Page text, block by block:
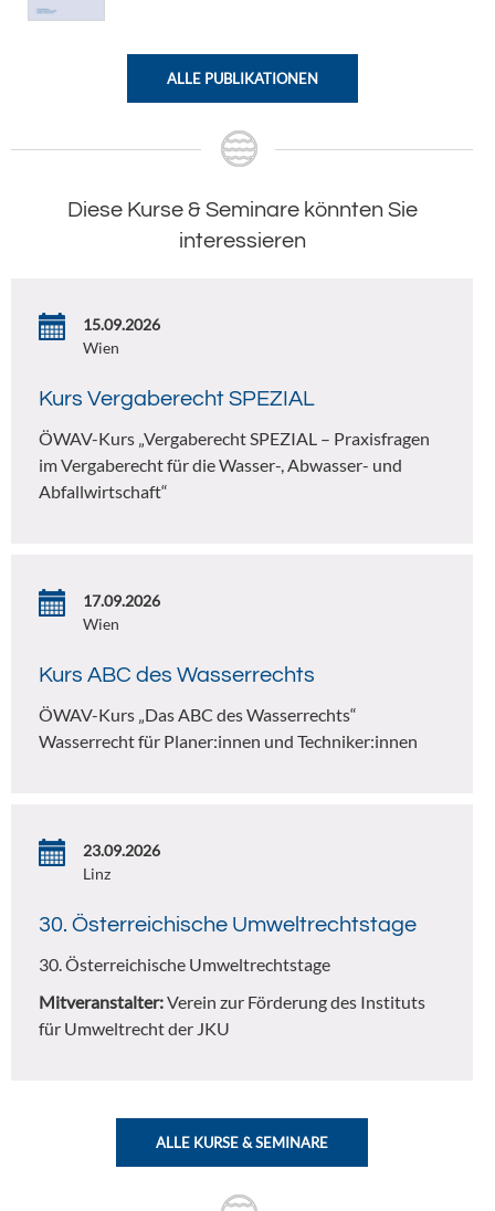
ALLE PUBLIKATIONEN
Diese Kurse & Seminare könnten Sie
interessieren
15.09.2026
Wien
Kurs Vergaberecht SPEZIAL
ÖWAV-Kurs „Vergaberecht SPEZIAL – Praxisfragen
im Vergaberecht für die Wasser-, Abwasser- und
Abfallwirtschaft“
17.09.2026
Wien
Kurs ABC des Wasserrechts
ÖWAV-Kurs „Das ABC des Wasserrechts“
Wasserrecht für Planer:innen und Techniker:innen
23.09.2026
Linz
30. Österreichische Umweltrechtstage
30. Österreichische Umweltrechtstage
Mitveranstalter:Verein zur Förderung des Instituts
für Umweltrecht der JKU
ALLE KURSE & SEMINARE